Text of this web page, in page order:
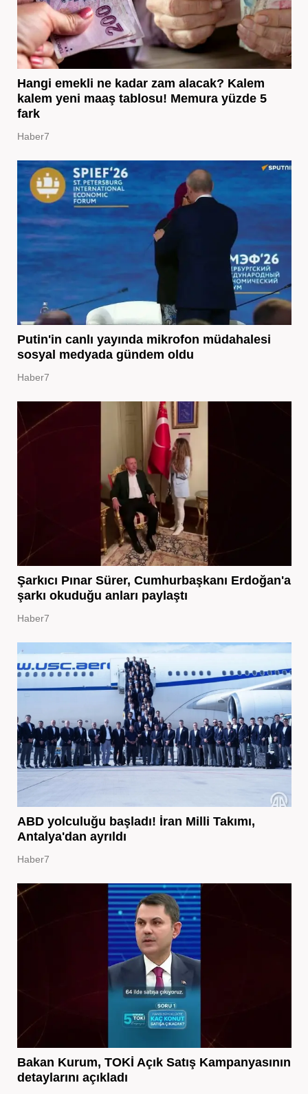
Hangi emekli ne kadar zam alacak? Kalem
kalem yeni maaş tablosu! Memura yüzde 5
fark
Haber7
Putin'in canlı yayında mikrofon müdahalesi
sosyal medyada gündem oldu
Haber7
Şarkıcı Pınar Sürer, Cumhurbaşkanı Erdoğan'a
şarkı okuduğu anları paylaştı
Haber7
ABD yolculuğu başladı! İran Milli Takımı,
Antalya'dan ayrıldı
Haber7
Bakan Kurum, TOKİ Açık Satış Kampanyasının
detaylarını açıkladı